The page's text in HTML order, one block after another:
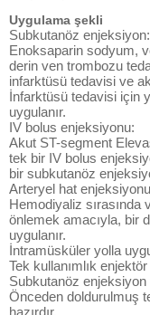
Uygulama şekli
Subkutanöz enjeksiyon:
Enoksaparin sodyum,
derin ven trombozu
infarktüsü tedavisi ve
İnfarktüsü tedavisi için
uygulanır.
IV bolus enjeksiyonu:
Akut ST-segment
tek bir IV bolus
bir subkutanöz
Arteryel hat
Hemodiyaliz sırasında
önlemek amacıyla, bir
uygulanır.
İntramüsküler yolla
Tek kullanımlık
Subkutanöz enjeksiyon
Önceden doldurulmuş
hazırdır.